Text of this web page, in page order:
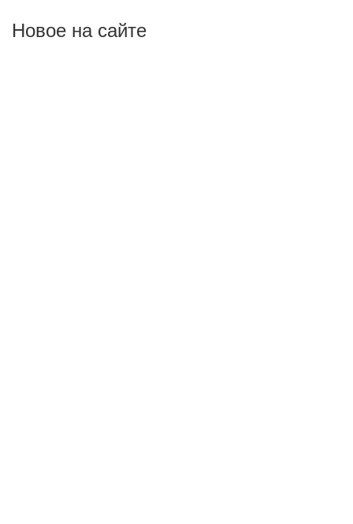
Новое на сайте